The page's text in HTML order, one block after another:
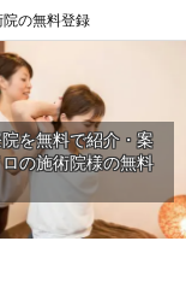
院の無料登録
を無料で紹介・案
の施術院様の無料